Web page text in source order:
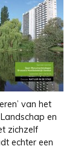
van het
en
zichzelf
echter een